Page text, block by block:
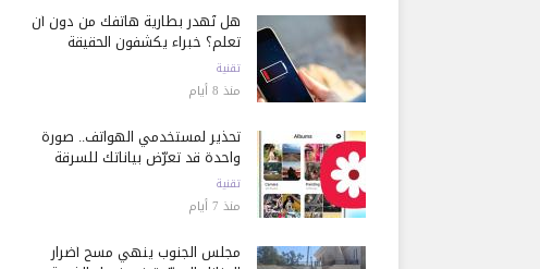
هل تُهدر بطارية هاتفك من دون أن
تعلم؟ خبراء يكشفون الحقيقة
تقنية
منذ 8 أيام
تحذير لمستخدمي الهواتف.. صورة
واحدة قد تعرّض بياناتك للسرقة
تقنية
منذ 7 أيام
مجلس الجنوب ينهي مسح أضرار